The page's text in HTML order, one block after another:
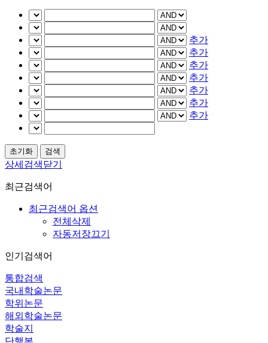
추가
추가
추가
추가
추가
추가
추가
상세검색닫기
최근검색어
최근검색어 옵션
전체삭제
자동저장끄기
인기검색어
통합검색
국내학술논문
학위논문
해외학술논문
학술지
단행본